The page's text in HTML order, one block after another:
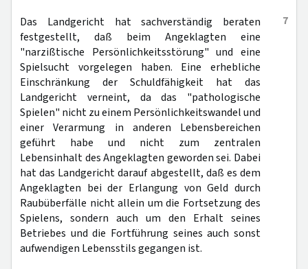
7
Das Landgericht hat sachverständig beraten
festgestellt, daß beim Angeklagten eine
"narzißtische Persönlichkeitsstörung" und eine
Spielsucht vorgelegen haben. Eine erhebliche
Einschränkung der Schuldfähigkeit hat das
Landgericht verneint, da das "pathologische
Spielen" nicht zu einem Persönlichkeitswandel und
einer Verarmung in anderen Lebensbereichen
geführt habe und nicht zum zentralen
Lebensinhalt des Angeklagten geworden sei. Dabei
hat das Landgericht darauf abgestellt, daß es dem
Angeklagten bei der Erlangung von Geld durch
Raubüberfälle nicht allein um die Fortsetzung des
Spielens, sondern auch um den Erhalt seines
Betriebes und die Fortführung seines auch sonst
aufwendigen Lebensstils gegangen ist.